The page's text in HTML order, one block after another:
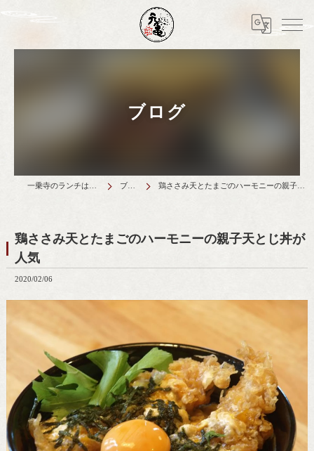
ブログ
ブログ 鶏ささみ天とたまごのハーモニーの親子天とじ丼が人気
鶏ささみ天とたまごのハーモニーの親子天とじ丼が
人気
2020/02/06